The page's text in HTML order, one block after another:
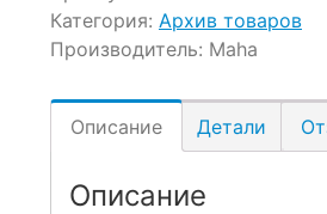
Категория: Архив товаров
Производитель: Maha
Описание Детали
Описание